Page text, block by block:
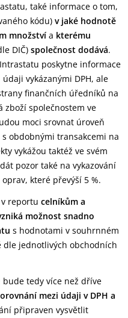
také informace o tom,
kódu) v jaké hodnotě
množství a kterému
DIČ) společnost dodává.
poskytne informace
vykázanými DPH, ale
finančních úředníků na
zboží společnostem ve
moci srovnat úroveň
obdobnými transakcemi na
vykážou taktéž ve svém
pozor také na vykazování
které převýší 5 %.
reportu celníkům a
možnost snadno
s hodnotami v souhrnném
dle jednotlivých obchodních
tedy více než dříve
mezi údaji v DPH a
připraven vysvětlit